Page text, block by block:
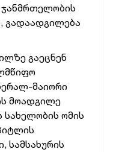
გადაადგილება
გაეცნენ
მაიორი
მოადგილე
სახელობის ომის
სამსახურის